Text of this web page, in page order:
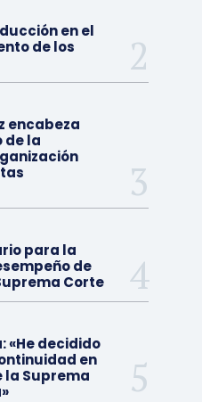
en el
de los
encabeza
de la
para la
de
Corte
«He decidido
en
la Suprema